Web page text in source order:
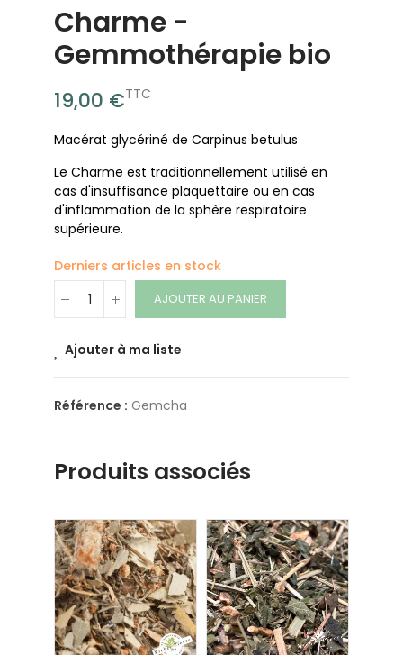
Charme -
Gemmothérapie bio
19,00 €TTC
Macérat glycériné de Carpinus betulus
Le Charme est traditionnellement utilisé en
cas d'insuffisance plaquettaire ou en cas
d'inflammation de la sphère respiratoire
supérieure.
Derniers articles en stock
AJOUTER AU PANIER
Ajouter à ma liste
Référence : Gemcha
Produits associés